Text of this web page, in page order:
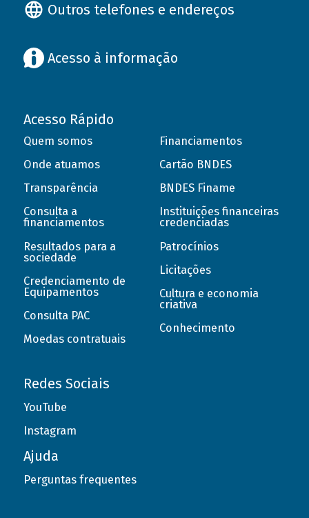
Outros telefones e endereços
Acesso à informação
Acesso Rápido
Quem somos
Onde atuamos
Transparência
Consulta a
financiamentos
Resultados para a
sociedade
Credenciamento de
Equipamentos
Consulta PAC
Moedas contratuais
Financiamentos
Cartão BNDES
BNDES Finame
Instituições financeiras
credenciadas
Patrocínios
Licitações
Cultura e economia
criativa
Conhecimento
Redes Sociais
YouTube
Instagram
Ajuda
Perguntas frequentes